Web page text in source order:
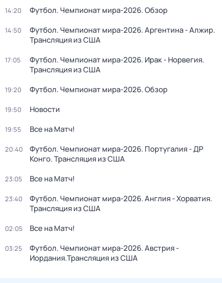
14:20 Футбол. Чемпионат мира-2026. Обзор
14:50
Футбол. Чемпионат мира-2026. Аргентина - Алжир.
Трансляция из США
17:05
Футбол. Чемпионат мира-2026. Ирак - Норвегия.
Трансляция из США
19:20 Футбол. Чемпионат мира-2026. Обзор
19:50 Новости
19:55 Все на Матч!
20:40
Футбол. Чемпионат мира-2026. Португалия - ДР
Конго. Трансляция из США
23:05 Все на Матч!
23:40
Футбол. Чемпионат мира-2026. Англия - Хорватия.
Трансляция из США
02:05 Все на Матч!
03:25
Футбол. Чемпионат мира-2026. Австрия -
Иордания.Трансляция из США